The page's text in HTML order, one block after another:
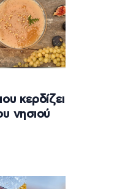
κερδίζει
νησιού